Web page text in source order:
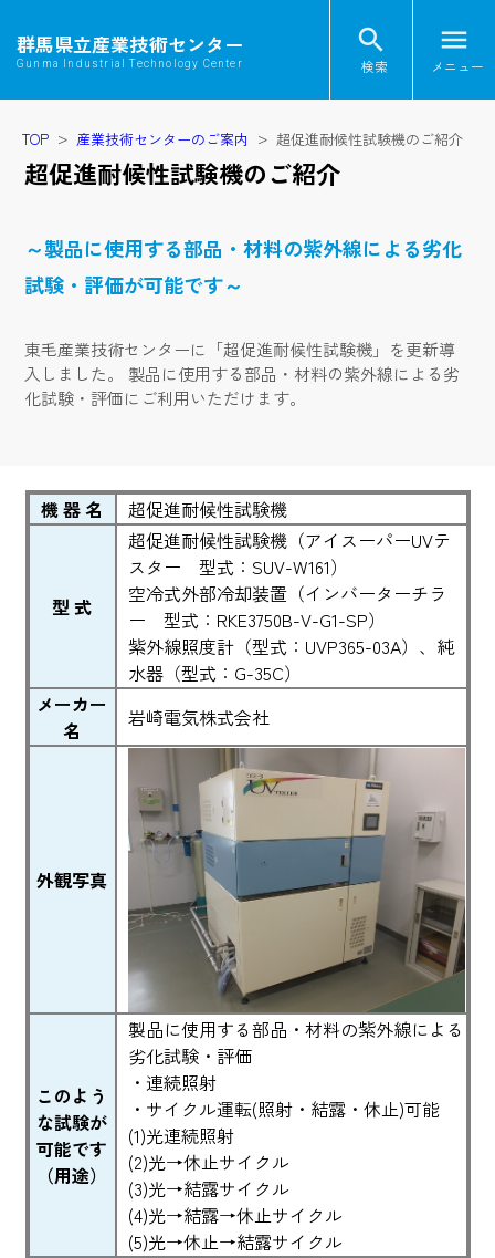
群馬県立産業技術センター
Gunma Industrial Technology Center
search
検索
menu
メニュー
TOP 産業技術センターのご案内 超促進耐候性試験機のご紹介
超促進耐候性試験機のご紹介
～製品に使用する部品・材料の紫外線による劣化
試験・評価が可能です～
東毛産業技術センターに「超促進耐候性試験機」を更新導
入しました。 製品に使用する部品・材料の紫外線による劣
化試験・評価にご利用いただけます。
機 器 名 超促進耐候性試験機
型 式
超促進耐候性試験機（アイスーパーUVテ
スター 型式：SUV-W161）
空冷式外部冷却装置（インバーターチラ
ー 型式：RKE3750B-V-G1-SP）
紫外線照度計（型式：UVP365-03A）、純
水器（型式：G-35C）
メーカー
名
岩崎電気株式会社
外観写真
このよう
な試験が
可能です
（用途）
製品に使用する部品・材料の紫外線による
劣化試験・評価
・連続照射
・サイクル運転(照射・結露・休止)可能
(1)光連続照射
(2)光→休止サイクル
(3)光→結露サイクル
(4)光→結露→休止サイクル
(5)光→休止→結露サイクル